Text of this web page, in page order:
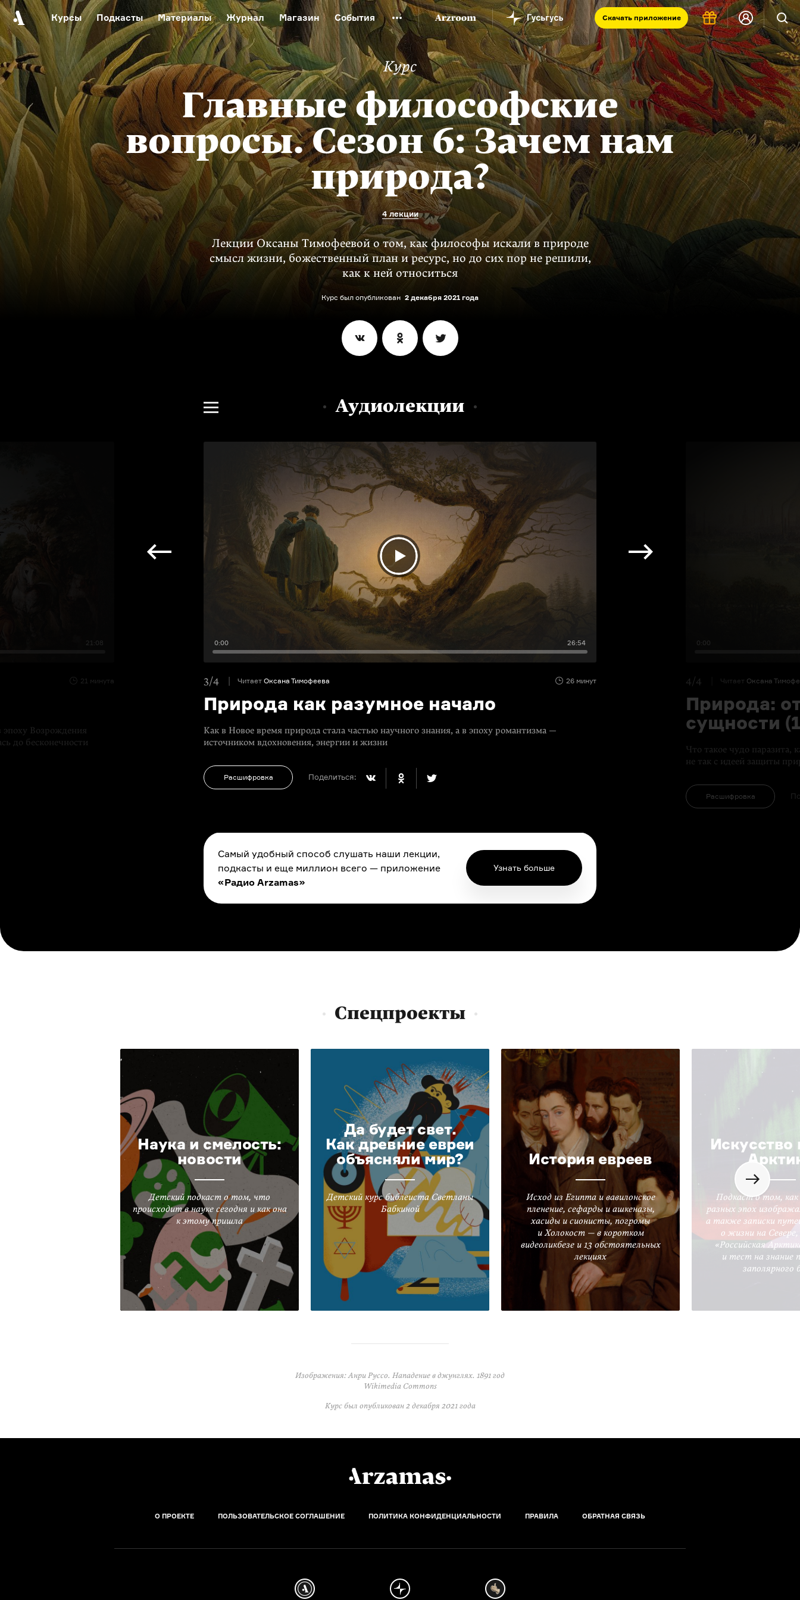
Курсы Подкасты Материалы Журнал Магазин События Скачать приложение
Автор среди нас Еврейский музей Новая Третьяковка Онлайн-университет
Запад и Восток: история культур
Видеоистория русской культуры
Русский язык от «гой еси» до «лол кек»
Что такое античность
Русское искусство XX века
Русская литература XX века Детская комната
Курс
Главные философские
вопросы. Сезон 6: Зачем нам
природа?
4 лекции
Лекции Оксаны Тимофеевой о том, как философы искали в природе
смысл жизни, божественный план и ресурс, но до сих пор не решили,
как к ней относиться
Курс был опубликован 2 декабря 2021 года
Аудиолекции
21:08
21 минута
Возрождения
до бесконечности
0:00 26:54
3/4 Читает Оксана Тимофеева 26 минут
Природа как разумное начало
Как в Новое время природа стала частью научного знания, а в эпоху романтизма —
источником вдохновения, энергии и жизни
Расшифровка Поделиться:
0:00
4/4 Читает Оксана
Природа:
сущности
Что такое чудо паразита,
не так с идеей защиты
Расшифровка
Самый удобный способ слушать наши лекции,
подкасты и еще миллион всего — приложение
«Радио Arzamas»
Узнать больше
Спецпроекты
Наука и смелость:
новости
Детский подкаст о том, что
происходит в науке сегодня и как она
к этому пришла
Да будет свет.
Как древние евреи
объясняли мир?
Детский курс библеиста Светланы
Бабкиной
История евреев
Исход из Египта и вавилонское
пленение, сефарды и ашкеназы,
хасиды и сионисты, погромы
и Холокост — в коротком
видеоликбезе и 13 обстоятельных
лекциях
Искусство
Подкаст о том,
разных эпох
а также записки
о жизни на
«Российская
и тест на знание
заполярного
Изображения: Анри Руссо. Нападение в джунглях. 1891 год
Wikimedia Commons
Курс был опубликован2 декабря 2021 года
О ПРОЕКТЕ ПОЛЬЗОВАТЕЛЬСКОЕ СОГЛАШЕНИЕ ПОЛИТИКА КОНФИДЕНЦИАЛЬНОСТИ ПРАВИЛА ОБРАТНАЯ СВЯЗЬ